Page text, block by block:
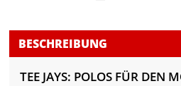
BESCHREIBUNG
TEE JAYS: POLOS FÜR DEN